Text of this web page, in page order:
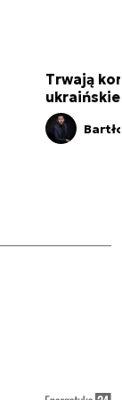
Trwają